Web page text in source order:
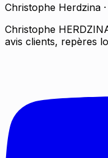
Christophe Herdzina
Christophe
avis clients, repères